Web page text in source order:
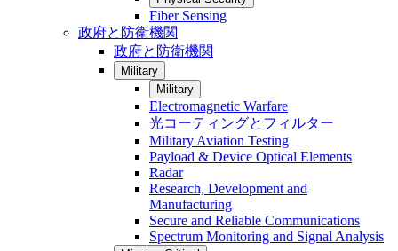
Fiber Sensing
政府と防衛機関
政府と防衛機関
Military
Military
Electromagnetic Warfare
光コーティングとフィルター
Military Aviation Testing
Payload & Device Optical Elements
Radar
Research, Development and
Manufacturing
Secure and Reliable Communications
Spectrum Monitoring and Signal Analysis